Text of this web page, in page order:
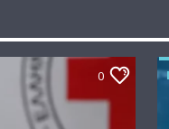
0